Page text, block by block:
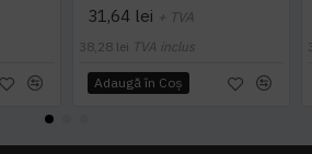
31,64 lei + TVA
38,28 lei TVA inclus
Adaugă în Coş